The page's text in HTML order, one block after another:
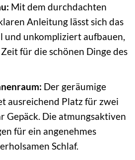
Mit dem durchdachten
Anleitung lässt sich das
und unkompliziert aufbauen,
für die schönen Dinge des
Der geräumige
ausreichend Platz für zwei
Gepäck. Die atmungsaktiven
für ein angenehmes
Schlaf.